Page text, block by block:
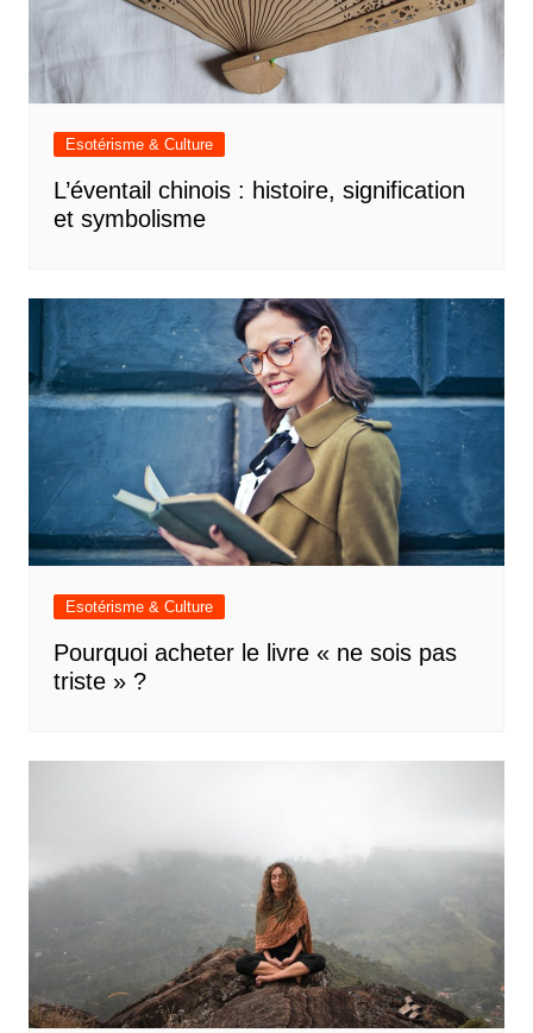
Esotérisme & Culture
L’éventail chinois : histoire, signification
et symbolisme
Esotérisme & Culture
Pourquoi acheter le livre « ne sois pas
triste » ?